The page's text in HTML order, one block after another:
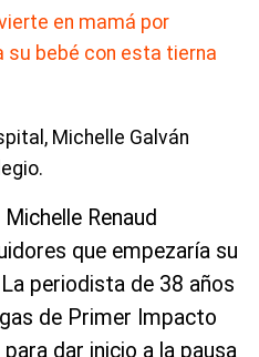
Michelle Galván
Renaud
que empezaría su
periodista de 38 años
de Primer Impacto
dar inicio a la pausa